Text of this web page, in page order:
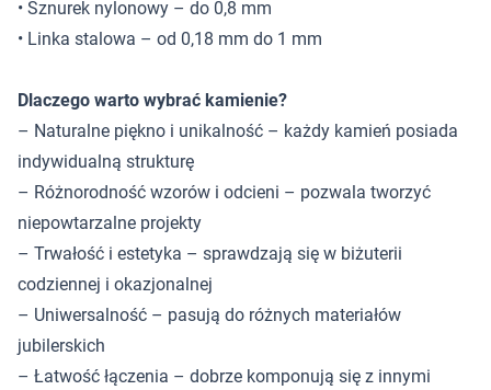
• Sznurek nylonowy – do 0,8 mm
• Linka stalowa – od 0,18 mm do 1 mm
Dlaczego warto wybrać kamienie?
– Naturalne piękno i unikalność – każdy kamień posiada
indywidualną strukturę
– Różnorodność wzorów i odcieni – pozwala tworzyć
niepowtarzalne projekty
– Trwałość i estetyka – sprawdzają się w biżuterii
codziennej i okazjonalnej
– Uniwersalność – pasują do różnych materiałów
jubilerskich
– Łatwość łączenia – dobrze komponują się z innymi